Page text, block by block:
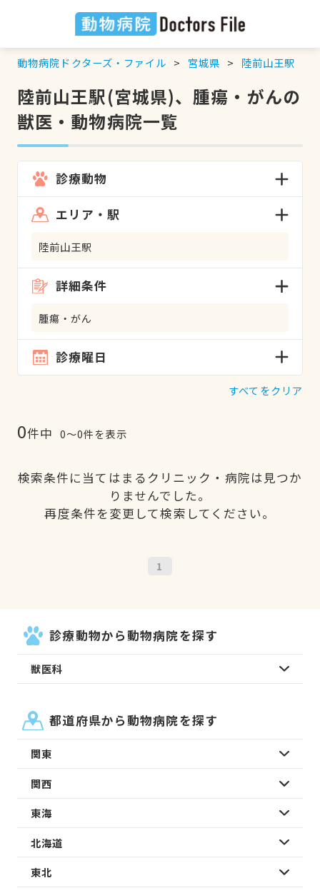
動物病院ドクターズ・ファイル 宮城県 陸前山王駅
陸前山王駅(宮城県)、腫瘍・がんの
獣医・動物病院一覧
診療動物
エリア・駅
陸前山王駅
詳細条件
腫瘍・がん
診療曜日
すべてをクリア
0件中 0〜0件を表示
検索条件に当てはまるクリニック・病院は見つか
りませんでした。
再度条件を変更して検索してください。
1
診療動物から動物病院を探す
獣医科
都道府県から動物病院を探す
関東
関西
東海
北海道
東北